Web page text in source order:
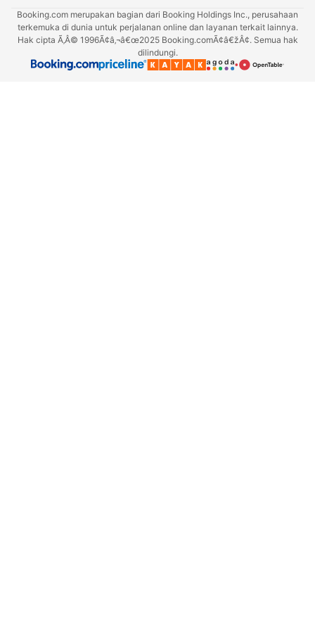
Booking.com merupakan bagian dari Booking Holdings Inc., perusahaan
terkemuka di dunia untuk perjalanan online dan layanan terkait lainnya.
Hak cipta Ã‚Â© 1996Ã¢â‚¬â€œ2025 Booking.comÃ¢â€žÂ¢. Semua hak
dilindungi.